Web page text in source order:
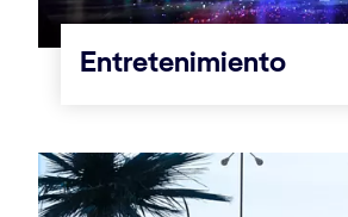
Entretenimiento